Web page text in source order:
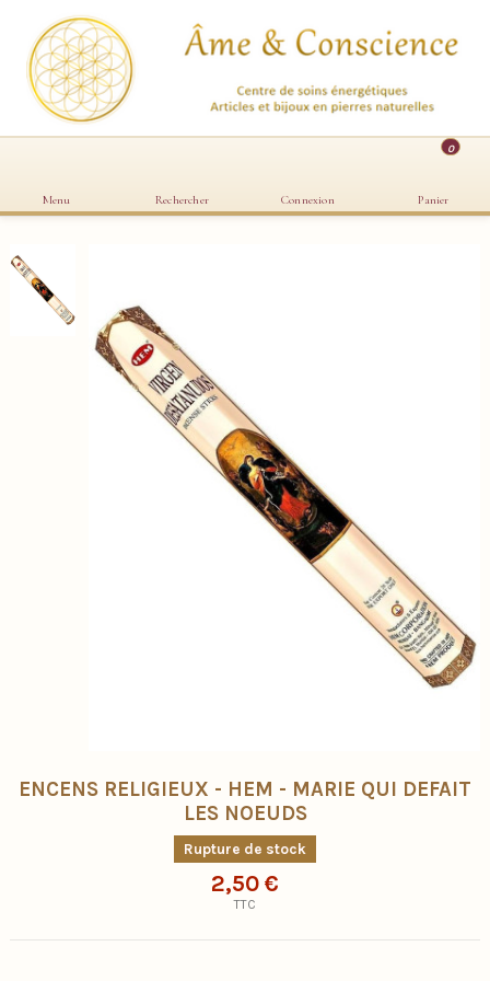
Menu Rechercher Connexion
0
Panier
ENCENS RELIGIEUX - HEM - MARIE QUI DEFAIT
LES NOEUDS
Rupture de stock
2,50 €
TTC